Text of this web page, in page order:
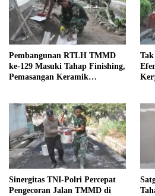
Pembangunan RTLH TMMD
ke-129 Masuki Tahap Finishing,
Pemasangan Keramik
Sinergitas TNI-Polri Percepat
Pengecoran Jalan TMMD di